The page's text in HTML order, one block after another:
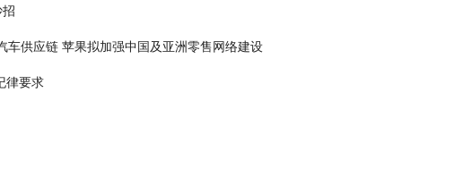
供应链 苹果拟加强中国及亚洲零售网络建设
律要求